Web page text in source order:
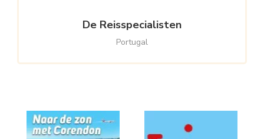
De Reisspecialisten
Portugal